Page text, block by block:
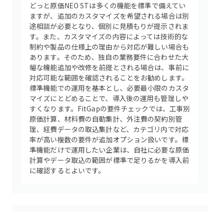
どっと原価NEO STは多くの機能を標準で備えてい
ますが、追加のカスタマイズを希望される場合は別
途相談が必要となり、個別に見積もりが提示されま
す。また、カスタマイズの内容によっては技術的な
制約や製品の仕様上の理由から対応が難しい場合も
あります。そのため、独自の業務要件に合わせた大
幅な機能追加や改修を前提とされる場合は、事前に
対応可能な範囲を確認されることをお勧めします。
標準機能での運用を基本とし、必要最小限のカスタ
マイズにとどめることで、導入後の運用も管理しや
すくなります。FitGapの要件チェックでは、工事別
原価計算、材料費の自動集計、外注費の契約別管
理、経費データの取込集計など、カテゴリ内で対応
率が高い複数の要件が追加オプション扱いです。標
準機能だけで運用したい企業は、自社に必要な原価
計算やデータ取込の範囲が標準で足りるかを導入前
に確認するとよいです。